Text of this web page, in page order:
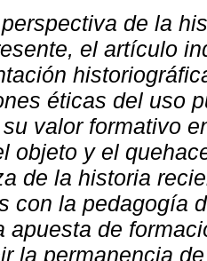
de la
el artículo
éticas del uso
valor formativo
objeto y el
de la historia
con la pedagogía
apuesta de
la permanencia